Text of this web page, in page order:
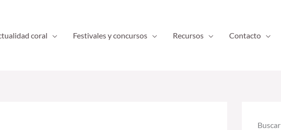
coral Festivales y concursos Recursos Contacto
Buscar